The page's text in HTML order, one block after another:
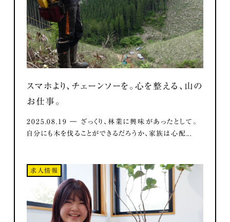
スマホより、チェーンソーを。心を整える、山の
お仕事。
2025.08.19 ― ざっくり、林業に興味があったとして。
自分にも木を伐ることができるだろうか、家族は心配...
求人情報